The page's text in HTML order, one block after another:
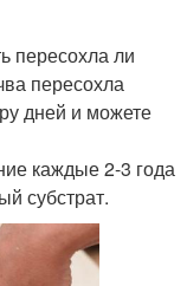
пересохла ли
пересохла
дней и можете
каждые 2-3 года
субстрат.